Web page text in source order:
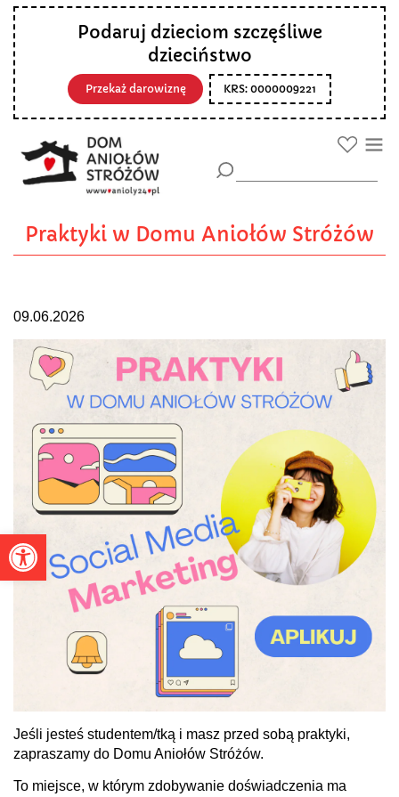
Otwórz pasek narzędzi
Podaruj dzieciom szczęśliwe
dzieciństwo
Przekaż darowiznę KRS: 0000009221
Praktyki w Domu Aniołów Stróżów
09.06.2026
Jeśli jesteś studentem/tką i masz przed sobą praktyki,
zapraszamy do Domu Aniołów Stróżów.
To miejsce, w którym zdobywanie doświadczenia ma